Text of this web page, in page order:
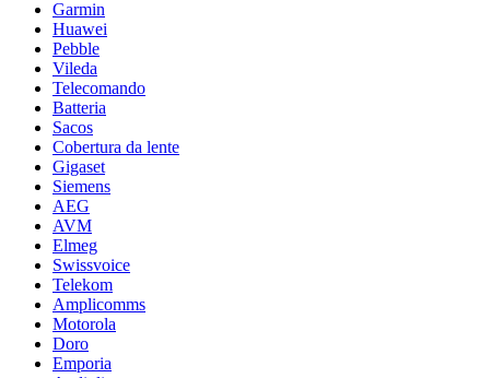
Garmin
Huawei
Pebble
Vileda
Telecomando
Batteria
Sacos
Cobertura da lente
Gigaset
Siemens
AEG
AVM
Elmeg
Swissvoice
Telekom
Amplicomms
Motorola
Doro
Emporia